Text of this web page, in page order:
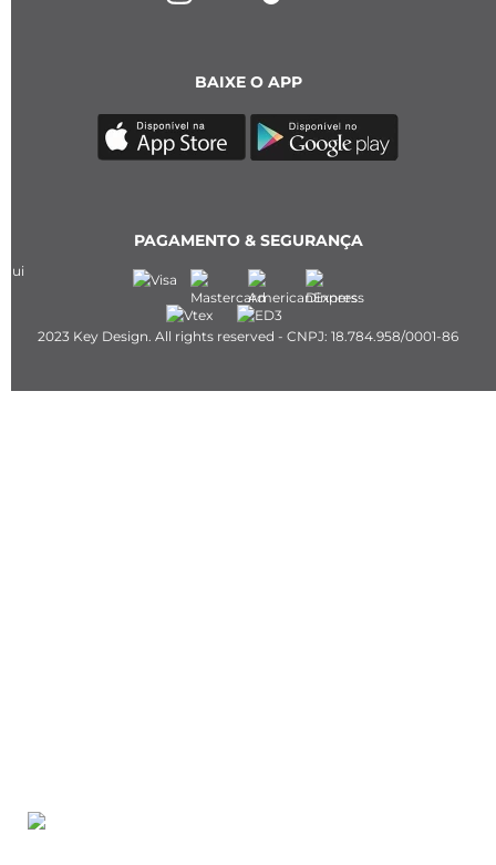
BAIXE O APP
PAGAMENTO & SEGURANÇA
2023 Key Design. All rights reserved - CNPJ: 18.784.958/0001-86